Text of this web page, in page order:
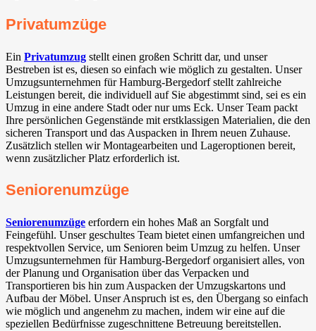
Privatumzüge
Ein Privatumzug stellt einen großen Schritt dar, und unser
Bestreben ist es, diesen so einfach wie möglich zu gestalten. Unser
Umzugsunternehmen für Hamburg-Bergedorf stellt zahlreiche
Leistungen bereit, die individuell auf Sie abgestimmt sind, sei es ein
Umzug in eine andere Stadt oder nur ums Eck. Unser Team packt
Ihre persönlichen Gegenstände mit erstklassigen Materialien, die den
sicheren Transport und das Auspacken in Ihrem neuen Zuhause.
Zusätzlich stellen wir Montagearbeiten und Lageroptionen bereit,
wenn zusätzlicher Platz erforderlich ist.
Seniorenumzüge
Seniorenumzüge erfordern ein hohes Maß an Sorgfalt und
Feingefühl. Unser geschultes Team bietet einen umfangreichen und
respektvollen Service, um Senioren beim Umzug zu helfen. Unser
Umzugsunternehmen für Hamburg-Bergedorf organisiert alles, von
der Planung und Organisation über das Verpacken und
Transportieren bis hin zum Auspacken der Umzugskartons und
Aufbau der Möbel. Unser Anspruch ist es, den Übergang so einfach
wie möglich und angenehm zu machen, indem wir eine auf die
speziellen Bedürfnisse zugeschnittene Betreuung bereitstellen.